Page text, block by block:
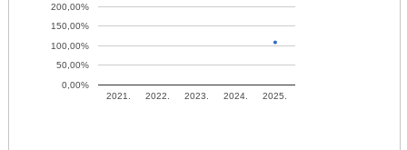
2021. 2022. 2023. 2024. 2025.
0,00%
50,00%
100,00%
150,00%
200,00%